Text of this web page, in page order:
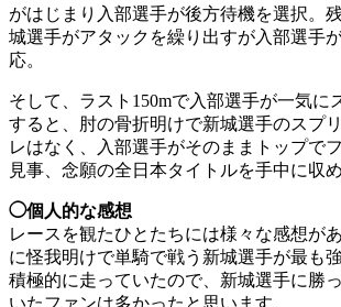
がはじまり入部選手が後方待機を選択。
城選手がアタックを繰り出すが入部選手
応。
そして、ラスト150mで入部選手が一気に
すると、肘の骨折明けで新城選手のスプ
レはなく、入部選手がそのままトップで
見事、念願の全日本タイトルを手中に収め
◯個人的な感想
レースを観たひとたちには様々な感想が
に怪我明けで単騎で戦う新城選手が最も
積極的に走っていたので、新城選手に勝